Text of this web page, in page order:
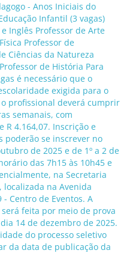
- Anos Iniciais do
Infantil (3 vagas)
Inglês Professor de Arte
Professor de
Ciências da Natureza
de História Para
é necessário que o
exigida para o
profissional deverá cumprir
semanais, com
R 4.164,07. Inscrição e
poderão se inscrever no
de 2025 e de 1º a 2 de
das 7h15 às 10h45 e
na Secretaria
localizada na Avenida
- Centro de Eventos. A
feita por meio de prova
14 de dezembro de 2025.
do processo seletivo
da data de publicação da